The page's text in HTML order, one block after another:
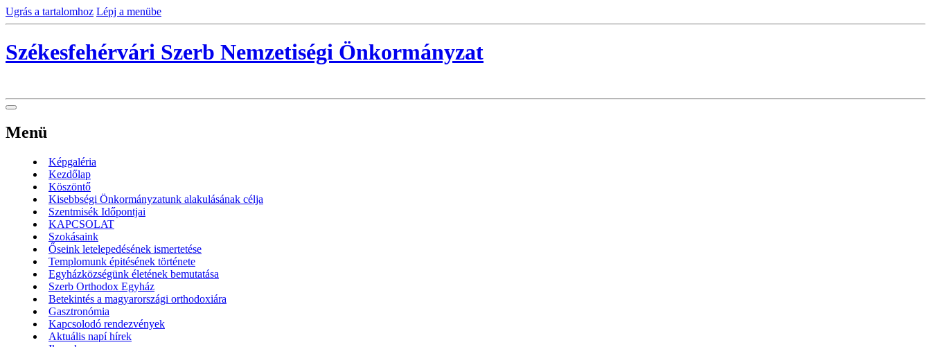
Ugrás a tartalomhoz Lépj a menübe
Székesfehérvári Szerb Nemzetiségi Önkormányzat
Menü
Képgaléria
Kezdőlap
Köszöntő
Kisebbségi Önkormányzatunk alakulásának célja
Szentmisék Időpontjai
KAPCSOLAT
Szokásaink
Őseink letelepedésének ismertetése
Templomunk épitésének története
Egyházközségünk életének bemutatása
Szerb Orthodox Egyház
Betekintés a magyarországi orthodoxiára
Gasztronómia
Kapcsolodó rendezvények
Aktuális napí hírek